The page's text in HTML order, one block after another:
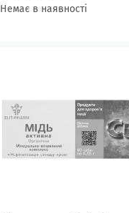
Немає в наявності